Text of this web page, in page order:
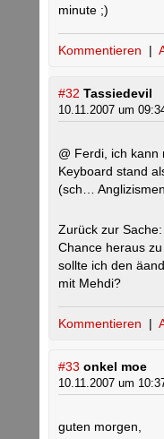
minute ;)
Kommentieren |
#32 Tassiedevil
10.11.2007 um
@ Ferdi, ich kann
Keyboard stand
(sch…
Zurück zur
Chance heraus
sollte ich den
mit Mehdi?
Kommentieren |
#33 onkel moe
10.11.2007 um
guten morgen,